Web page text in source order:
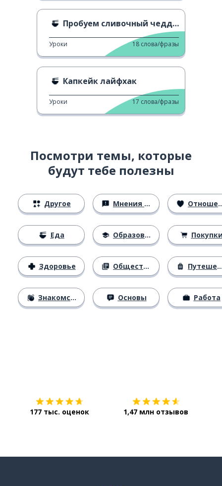
Пробуем сливочный чеддар с хлебом
Уроки 18 слова/фразы
Капкейк лайфхак
Уроки 17 слова/фразы
Посмотри темы, которые
будут тебе полезны
Другое
Еда
Здоровье
Знакомство
Мнения и убеждения
Образование
Общество
Основы
Отношения
Путешествия
Работа
177 тыс. оценок 1,47 млн отзывов